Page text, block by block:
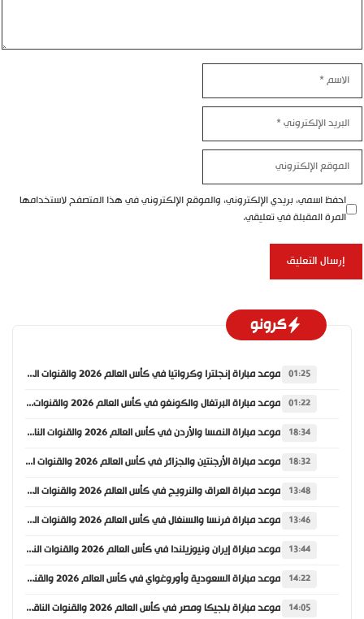
الاسم
البريد
الإلكتروني
الموقع
الإلكتروني
احفظ اسمي، بريدي الإلكتروني، والموقع الإلكتروني في هذا المتصفح لاستخدامها
المرة المقبلة في تعليقي.
كرونو
01:25 موعد مباراة إنجلترا وكرواتيا في كأس العالم 2026 والقنوات الناقلة
01:22 موعد مباراة البرتغال والكونغو في كأس العالم 2026 والقنوات الناقلة
18:34 موعد مباراة النمسا والأردن في كأس العالم 2026 والقنوات الناقلة
18:32 موعد مباراة الأرجنتين والجزائر في كأس العالم 2026 والقنوات الناقلة
13:48 موعد مباراة العراق والنرويج في كأس العالم 2026 والقنوات الناقلة
13:46 موعد مباراة فرنسا والسنغال في كأس العالم 2026 والقنوات الناقلة
13:44 موعد مباراة إيران ونيوزيلندا في كأس العالم 2026 والقنوات الناقلة
14:22 موعد مباراة السعودية وأوروغواي في كأس العالم 2026 والقنوات الناقلة
14:05 موعد مباراة بلجيكا ومصر في كأس العالم 2026 والقنوات الناقلة